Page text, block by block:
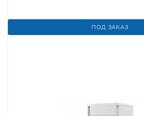
ПОД ЗАКАЗ